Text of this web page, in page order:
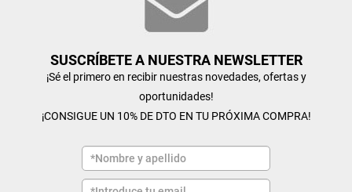
SUSCRÍBETE A NUESTRA NEWSLETTER
¡Sé el primero en recibir nuestras novedades, ofertas y
oportunidades!
¡CONSIGUE UN 10% DE DTO EN TU PRÓXIMA COMPRA!